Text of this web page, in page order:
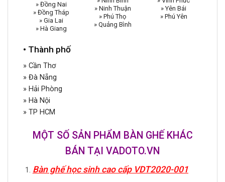
» Đồng Nai
» Đồng Tháp
» Gia Lai
» Hà Giang
» Ninh Thuận
» Phú Thọ
» Quảng Bình
» Yên Bái
» Phú Yên
• Thành phố
» Cần Thơ
» Đà Nẵng
» Hải Phòng
» Hà Nội
» TP HCM
MỘT SỐ SẢN PHẨM BÀN GHẾ KHÁC
BÁN TẠI VADOTO.VN
Bàn ghế học sinh cao cấp VDT2020-001